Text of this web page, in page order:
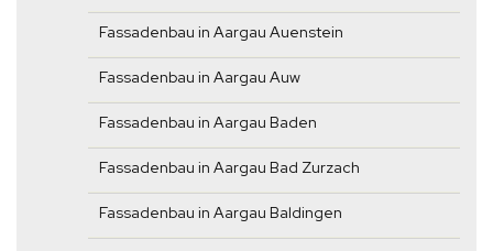
Fassadenbau in Aargau Auenstein
Fassadenbau in Aargau Auw
Fassadenbau in Aargau Baden
Fassadenbau in Aargau Bad Zurzach
Fassadenbau in Aargau Baldingen